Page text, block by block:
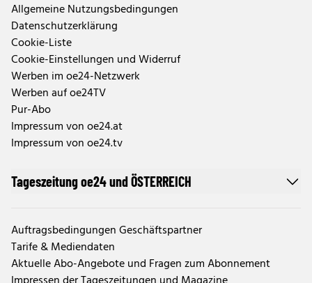
Allgemeine Nutzungsbedingungen
Datenschutzerklärung
Cookie-Liste
Cookie-Einstellungen und Widerruf
Werben im oe24-Netzwerk
Werben auf oe24TV
Pur-Abo
Impressum von oe24.at
Impressum von oe24.tv
Tageszeitung oe24 und ÖSTERREICH
Auftragsbedingungen Geschäftspartner
Tarife & Mediendaten
Aktuelle Abo-Angebote und Fragen zum Abonnement